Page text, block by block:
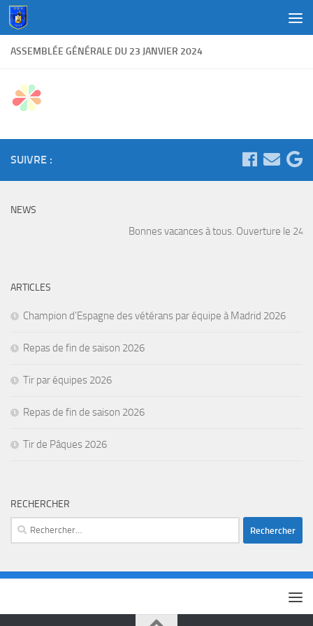
Au dessous du contenu
ASSEMBLÉE GÉNÉRALE DU 23 JANVIER 2024
SUIVRE :
NEWS
Bonnes vacances à tous. Ouverture le
ARTICLES
Champion d’Espagne des vétérans par équipe à Madrid 2026
Repas de fin de saison 2026
Tir par équipes 2026
Repas de fin de saison 2026
Tir de Pâques 2026
RECHERCHER